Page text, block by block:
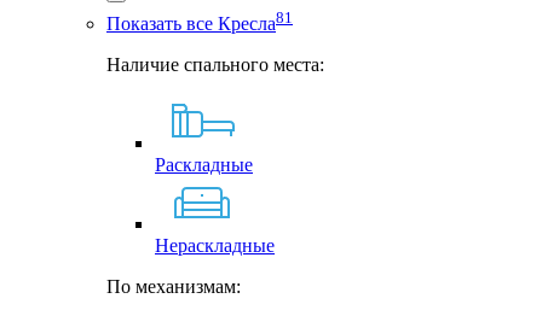
Показать все Кресла81
Наличие спального места:
Раскладные
Нераскладные
По механизмам: